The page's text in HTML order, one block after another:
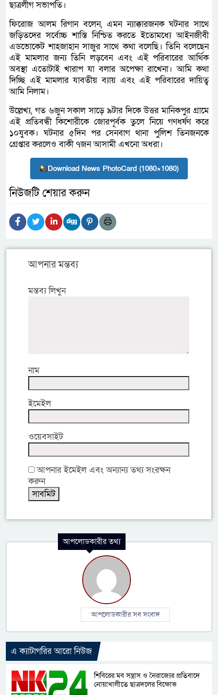
ছাত্রলীগ সভাপতি।
ফিরোজ আলম রিগান বলেন, এমন ন্যাক্কারজনক ঘটনার সাথে
জড়িতদের সর্বোচ্চ শাস্তি নিশ্চিত করতে ইতোমধ্যে আইনজীবী
এডভোকেট শাহজাহান সাজুর সাথে কথা বলেছি। তিনি বলেছেন
এই মামলার জন্য তিনি লড়বেন এবং এই পরিবারের আর্থিক
অবস্থা এতোটাই খারাপ যা বলার অপেক্ষা রাখেনা। আমি কথা
দিচ্ছি এই মামলার যাবতীয় ব্যায় এবং এই পরিবারের দায়িত্ব
আমি নিলাম।
উল্লেখ্য, গত ৬জুন সকাল সাড়ে ৯টার দিকে উত্তর মানিকপুর গ্রামে
এই প্রতিবন্ধী কিশোরীকে জোরপূর্বক তুলে নিয়ে গণধর্ষণ করে
১০যুবক। ঘটনার ৫দিন পর সেনবাগ থানা পুলিশ তিনজনকে
গ্রেপ্তার করলেও বাকী ৭জন আসামী এখনো অধরা।
Download News PhotoCard (1080×1080)
নিউজটি শেয়ার করুন
আপনার মন্তব্য
মন্তব্য লিখুন
নাম
ইমেইল
ওয়েবসাইট
আপনার ইমেইল এবং অন্যান্য তথ্য সংরক্ষন
করুন
আপলোডকারীর তথ্য
আপলোডকারীর সব সংবাদ
এ ক্যাটাগরির আরো নিউজ
শিবিরের মব সন্ত্রাস ও নৈরাজ্যের প্রতিবাদে
নোয়াখালীতে ছাত্রদলের বিক্ষোভ